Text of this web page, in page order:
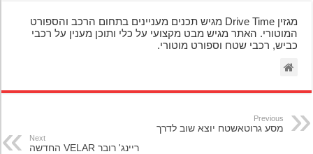
מגזין Drive Time מגיש תכנים מעניינים בתחום הרכב והספורט
המוטורי. האתר מגיש מבט מקצועי על כלי ותוכן מענין על רכבי
כביש, רכבי שטח וספורט מוטורי.
Previous
מסע גרוטאשטח יוצא שוב לדרך
Next
ריינג' רובר VELAR החדשה